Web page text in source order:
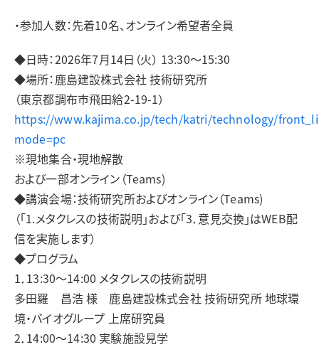
・参加人数：先着10名、オンライン希望者全員
◆日時：2026年7月14日（火） 13:30～15:30
◆場所：鹿島建設株式会社 技術研究所
（東京都調布市飛田給2-19-1）
https://www.kajima.co.jp/tech/katri/technology/
mode=pc
※現地集合・現地解散
および一部オンライン（Teams)
◆講演会場：技術研究所およびオンライン（Teams)
（「1.メタクレスの技術説明」および「3．意見交換」はWEB配
信を実施します）
◆プログラム
1．13:30～14:00 メタクレスの技術説明
多田羅 昌浩 様 鹿島建設株式会社 技術研究所 地球環
境・バイオグループ 上席研究員
2．14:00～14:30 実験施設見学